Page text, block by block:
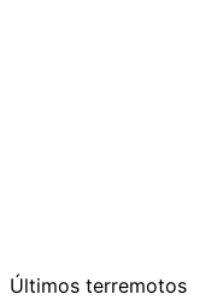
Últimos terremotos